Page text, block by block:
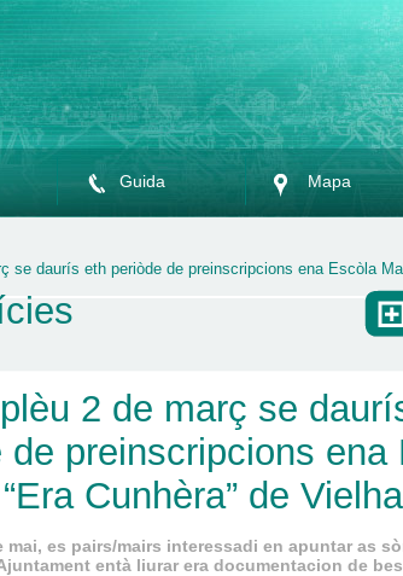
Guida Mapa
se daurís eth periòde de preinscripcions ena Escòla
2 de març se
de preinscripcions ena
Cunhèra” de
mai, es pairs/mairs interessadi en apuntar as
entà liurar era documentacion de